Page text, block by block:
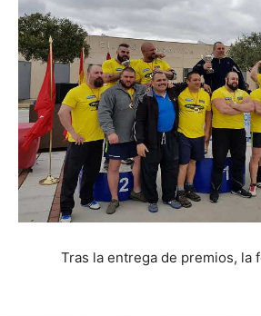
Tras la entrega de premios, la